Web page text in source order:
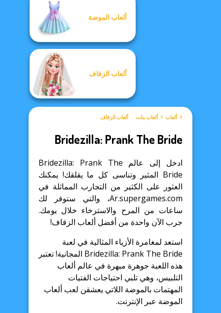
ألعاب الموضة
ألعاب الزفاف
ألعاب ألعاب بنات ألعاب الزفاف
Bridezilla: Prank The Bride
ادخل إلى عالم Bridezilla: Prank The
Bride المثير وتناسى كل ما يقلقك! يمكنك
العثور على الكثير من التجارب المماثلة في
Ar.supergames.com، والتي ستوفر لك
ساعات من المرح والاسترخاء خلال يومك.
جرب الآن واحدة من أفضل ألعاب الزفاف!
استعد لمغامرة الأزياء المثالية في لعبة
Bridezilla: Prank The Bride المجانية! تعتبر
هذه اللعبة جوهرة مبهرة في عالم ألعاب
التلبيس، وهي تلبي احتياجات الفتيات
المهتمات بالموضة اللاتي يعشقن لعب ألعاب
الموضة عبر الإنترنت.